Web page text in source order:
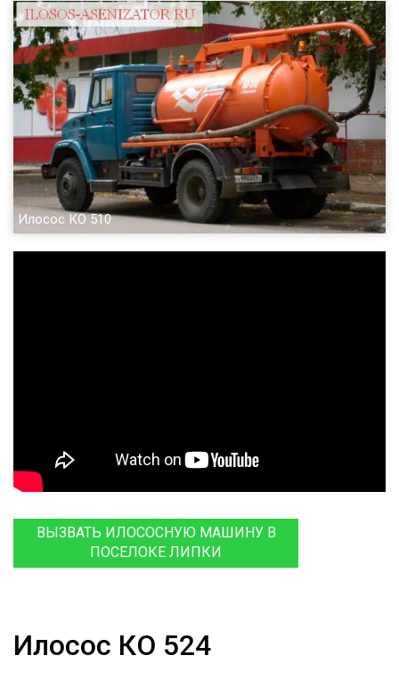
Илосос КО 510
ВЫЗВАТЬ ИЛОСОСНУЮ МАШИНУ В
ПОСЕЛОКЕ ЛИПКИ
Илосос КО 524